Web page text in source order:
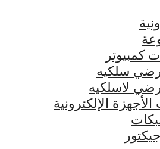
كمبيوتر
سلكيه
لاسلكيه
الإلكترونية